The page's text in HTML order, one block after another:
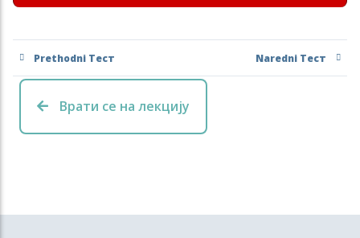
Prethodni Тест Naredni Тест
Врати се на лекцију